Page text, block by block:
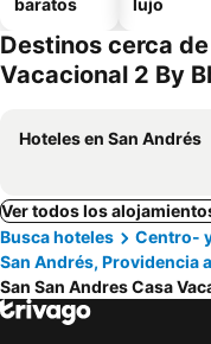
baratos
lujo
Destinos cerca
Vacacional 2 By
Hoteles en San Andrés
Ver todos los
Busca hoteles
Centro-
San Andrés, Providencia
San San Andres Casa